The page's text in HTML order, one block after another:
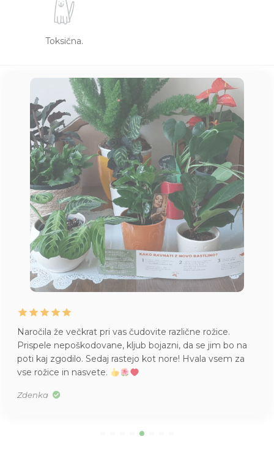
Toksična.
Naročila že večkrat pri vas čudovite različne rožice.
Prispele nepoškodovane, kljub bojazni, da se jim bo na
poti kaj zgodilo. Sedaj rastejo kot nore! Hvala vsem za
vse rožice in nasvete.
Zdenka